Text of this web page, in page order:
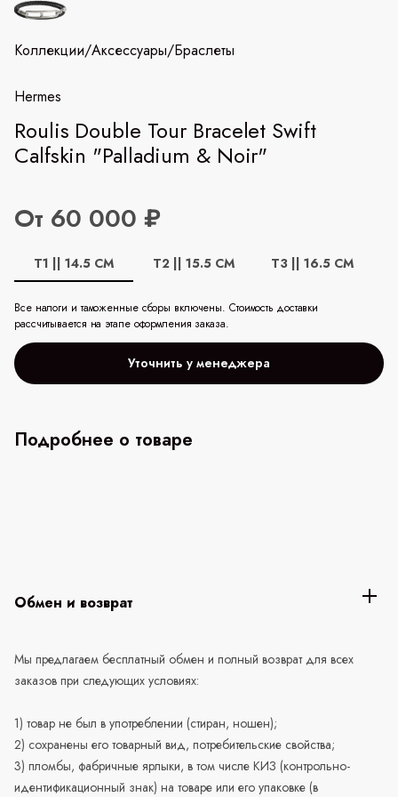
Коллекции/Аксессуары/Браслеты
Hermes
Roulis Double Tour Bracelet Swift
Calfskin "Palladium & Noir"
От 60 000 ₽
T1 || 14.5 CM T2 || 15.5 CM T3 || 16.5 CM
Все налоги и таможенные сборы включены. Стоимость доставки
рассчитывается на этапе оформления заказа.
Уточнить у менеджера
Подробнее о товаре
Обмен и возврат
Мы предлагаем бесплатный обмен и полный возврат для всех
заказов при следующих условиях:
1) товар не был в употреблении (стиран, ношен);
2) сохранены его товарный вид, потребительские свойства;
3) пломбы, фабричные ярлыки, в том числе КИЗ (контрольно-
идентификационный знак) на товаре или его упаковке (в